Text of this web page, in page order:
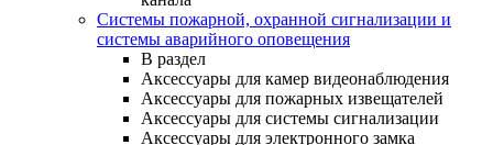
Системы пожарной, охранной сигнализации и
системы аварийного оповещения
В раздел
Аксессуары для камер видеонаблюдения
Аксессуары для пожарных извещателей
Аксессуары для системы сигнализации
Аксессуары для электронного замка